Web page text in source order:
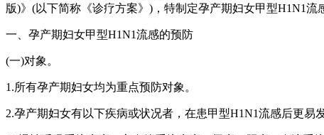
版)》(以下简称《诊疗方案》)，特制定孕产期妇女甲型H1N1流
一、孕产期妇女甲型H1N1流感的预防
(一)对象。
1.所有孕产期妇女均为重点预防对象。
2.孕产期妇女有以下疾病或状况者，在患甲型H1N1流感后更易